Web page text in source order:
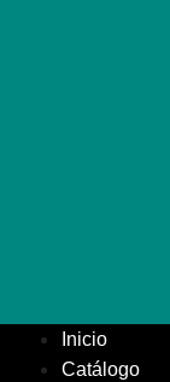
Inicio
Catálogo